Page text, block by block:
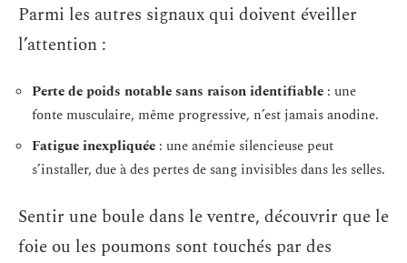
Parmi les autres signaux qui doivent éveiller
l’attention :
Perte de poids notable sans raison identifiable : une
fonte musculaire, même progressive, n’est jamais anodine.
Fatigue inexpliquée : une anémie silencieuse peut
s’installer, due à des pertes de sang invisibles dans les selles.
Sentir une boule dans le ventre, découvrir que le
foie ou les poumons sont touchés par des